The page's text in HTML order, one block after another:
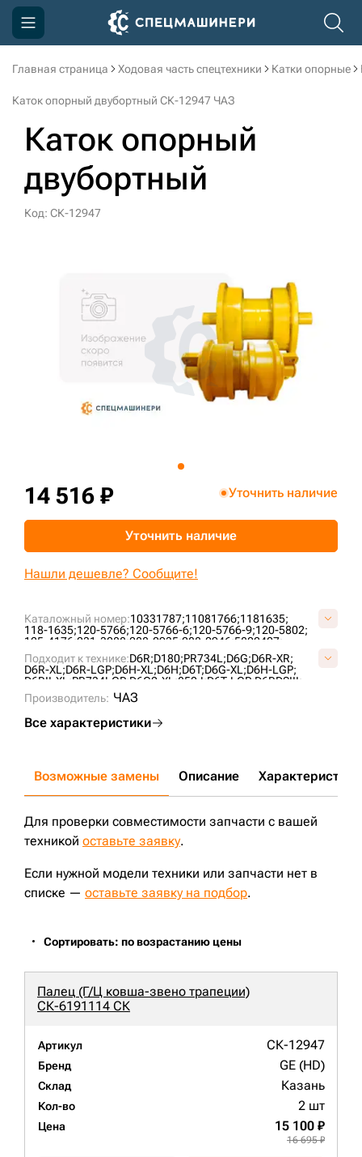
Главная страница Ходовая часть спецтехники Катки опорные
Каток опорный двубортный СК-12947 ЧАЗ
Каток опорный
двубортный
Код: СК-12947
Каталожный номер:10331787;11081766;1181635;
118-1635;120-5766;120-5766-6;120-5766-9;120-5802;
125-4176;231-3088;288-0935;288-0946;5802407;
6T0727;
76090855;7T4107;AT322778;
B01060L0M00;CR4298;CR5478;CR6089;UG189C4T;
VB0106L0;VCR6089V;
Подходит к технике:D6R;D180;PR734L;D6G;D6R-XR;
D6R-XL;D6R-LGP;D6H-XL;D6H;D6T;D6G-XL;D6H-LGP;
D6RII-XL;PR734LGP;D6G2-XL;850J;D6T-LGP;D6RDSIII;
PR732L;
CASE2050M;
Производитель: ЧАЗ
Все характеристики
14 516 ₽ Уточнить наличие
Уточнить наличие
Нашли дешевле? Сообщите!
Возможные замены Описание Характеристики
Для проверки совместимости запчасти с вашей
техникой оставьте заявку.
Если нужной модели техники или запчасти нет в
списке — оставьте заявку на подбор.
Сортировать: по возрастанию цены
Палец (Г/Ц ковша-звено трапеции)
СК-6191114 СК
Артикул СК-12947
Бренд GE (HD)
Склад Казань
Кол-во 2 шт
Цена 15 100 ₽
16 695 ₽
Компания
Доставка и оплата
Информация
Контакты
sksale@skdst.ru
+7 (499) 394-50-93